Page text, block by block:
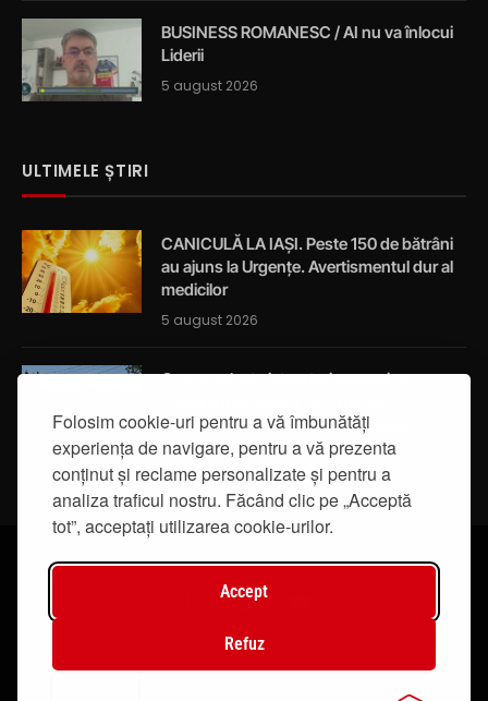
Folosim cookie-uri pentru a vă îmbunătăți
experiența de navigare, pentru a vă prezenta
conținut și reclame personalizate și pentru a
analiza traficul nostru. Făcând clic pe „Acceptă
tot”, acceptați utilizarea cookie-urilor.
Accept
Refuz
BUSINESS ROMANESC / AI nu va înlocui
Liderii
5 august 2026
ULTIMELE ȘTIRI
CANICULĂ LA IAȘI. Peste 150 de bătrâni
au ajuns la Urgențe. Avertismentul dur al
medicilor
5 august 2026
Cum a salvat viața a trei oameni un
întâmplător prin localitatea Breazu
5 august 2026
© 2019 - IasiTV Life. Toate drepturile rezervate.